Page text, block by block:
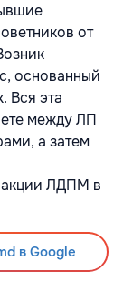
от
основанный
Вся эта
между ЛП
а затем
ЛДПМ в
в Google